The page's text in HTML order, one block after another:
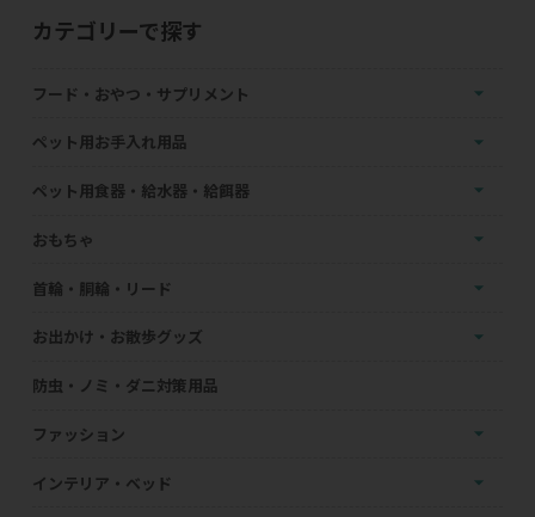
カテゴリーで探す
フード・おやつ・サプリメント
ペット用お手入れ用品
ペット用食器・給水器・給餌器
おもちゃ
首輪・胴輪・リード
お出かけ・お散歩グッズ
防虫・ノミ・ダニ対策用品
ファッション
インテリア・ベッド